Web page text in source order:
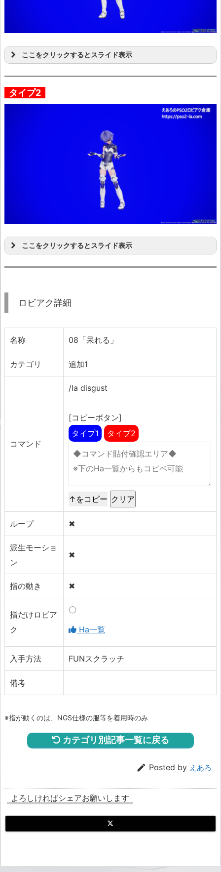
ここをクリックするとスライド表示
タイプ2
ここをクリックするとスライド表示
ロビアク詳細
名称 08「呆れる」
カテゴリ 追加1
コマンド
/la disgust
[コピーボタン]
タイプ1
タイプ2
↑をコピー
ループ ✖
派生モーショ
ン
✖
指の動き ✖
指だけロビア
ク
〇
Ha一覧
入手方法 FUNスクラッチ
備考
※指が動くのは、NGS仕様の服等を着用時のみ
カテゴリ別記事一覧に戻る
 Posted by えあろ
よろしければシェアお願いします